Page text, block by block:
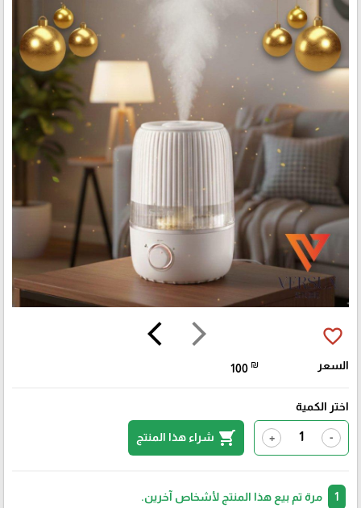
arrow_forward_ios
arrow_back_ios favorite_border
السعر 100 ₪
اختر الكمية
-
+
shopping_cart شراء هذا المنتج
مرة تم بيع هذا المنتج لأشخاص آخرين.